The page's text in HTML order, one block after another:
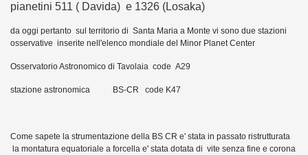
pianetini 511 ( Davida) e 1326 (Losaka)
da oggi pertanto sul territorio di Santa Maria a Monte vi sono due stazioni
osservative inserite nell'elenco mondiale del Minor Planet Center
Osservatorio Astronomico di Tavolaia code A29
stazione astronomica BS-CR code K47
Come sapete la strumentazione della BS CR e' stata in passato ristrutturata
la montatura equatoriale a forcella e' stata dotata di vite senza fine e corona